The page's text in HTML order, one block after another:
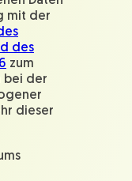
mit der
des
zum
bei der
dieser